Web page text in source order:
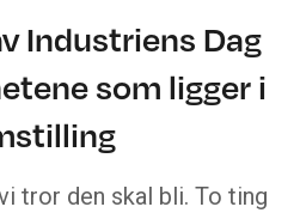
Industriens Dag
som ligger i
tror den skal bli. To ting